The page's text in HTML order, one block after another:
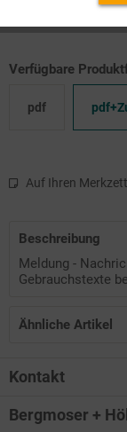
den
Verfügbare
pdf
Auf Ihren
Beschreibung
Meldung -
Gebrauchstexte
Ähnliche Artikel
Kontakt
Bergmoser +